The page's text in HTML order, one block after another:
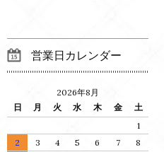
営業日カレンダー
2026年8月
日
月 火 水 木 金
土
1
2
3 4 5 6 7 8